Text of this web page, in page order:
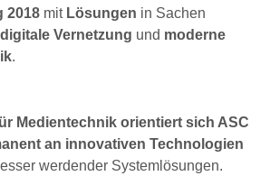
2018 mit Lösungen in Sachen
Vernetzung und moderne
.
Medientechnik orientiert sich ASC
an innovativen Technologien
werdender Systemlösungen.